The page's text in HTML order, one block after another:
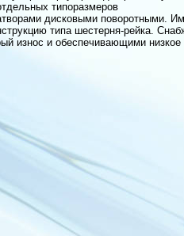
типоразмеров
дисковыми поворотными.
типа шестерня-рейка.
износ и обеспечивающими